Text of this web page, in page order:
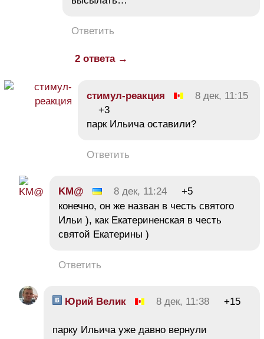
Ответить
2 ответа →
стимул-реакция
8 дек, 11:15
+3
парк Ильича оставили?
Ответить
KM@ 8 дек, 11:24
+5
конечно, он же назван в честь святого
Ильи ), как Екатериненская в честь
святой Екатерины )
Ответить
Юрий Велик 8 дек, 11:38 +15
парку Ильича уже давно вернули